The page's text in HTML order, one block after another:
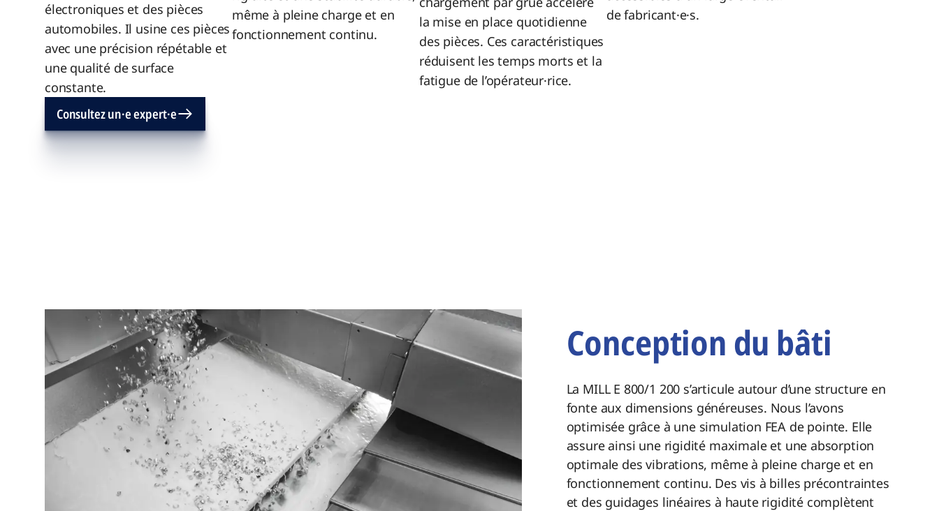
électroniques et des pièces
automobiles. Il usine ces pièces
avec une précision répétable et
une qualité de surface
constante.
même à pleine charge et en
fonctionnement continu.
la mise en place quotidienne
des pièces. Ces caractéristiques
réduisent les temps morts et la
fatigue de l’opérateur·rice.
de fabricant·e·s.
Consultez un·e expert·e
Conception du bâti
La MILL E 800/1 200 s’articule autour d’une structure en
fonte aux dimensions généreuses. Nous l’avons
optimisée grâce à une simulation FEA de pointe. Elle
assure ainsi une rigidité maximale et une absorption
optimale des vibrations, même à pleine charge et en
fonctionnement continu. Des vis à billes précontraintes
et des guidages linéaires à haute rigidité complètent